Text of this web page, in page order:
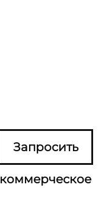
Запросить
коммерческое